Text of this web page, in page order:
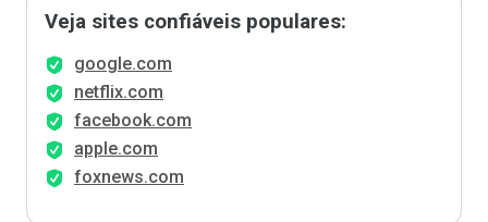
Veja sites confiáveis populares:
google.com
netflix.com
facebook.com
apple.com
foxnews.com